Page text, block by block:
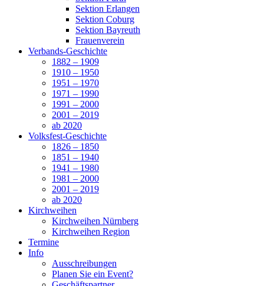
Sektion Erlangen
Sektion Coburg
Sektion Bayreuth
Frauenverein
Verbands-Geschichte
1882 – 1909
1910 – 1950
1951 – 1970
1971 – 1990
1991 – 2000
2001 – 2019
ab 2020
Volksfest-Geschichte
1826 – 1850
1851 – 1940
1941 – 1980
1981 – 2000
2001 – 2019
ab 2020
Kirchweihen
Kirchweihen Nürnberg
Kirchweihen Region
Termine
Info
Ausschreibungen
Planen Sie ein Event?